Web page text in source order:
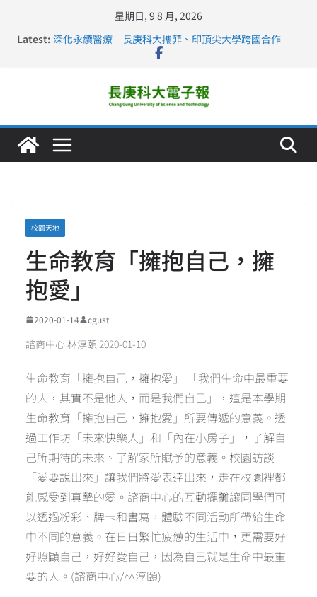
星期日, 9 8 月, 2026
Latest: 深化永續醫療 長庚科大攜菲、印頂尖大學跨國合作
長庚科大訪凱瑟醫療集團、美容學校收穫豐
仁德醫專與長庚科大締結策略聯盟 培育護理尖兵
長庚科大連四年穩居《遠見》醫學大學第5名 辦學實力再
校園天地
生命教育「擁抱自己，擁
抱愛」
2020-01-14 cgust
諮商中心 林淳頤 2020-01-10
生命教育「擁抱自己，擁抱愛」 「我們生命中最重要
的人，其實不是他人，而是我們自己」，這是本學期
生命教育「擁抱自己，擁抱愛」所要傳遞的意義。透
過工作坊「未來快樂人」和「內在小房子」，了解自
己所期待的未來、了解家所賦予的意義。校園訪談
「愛要說出來」讓我們將愛表達出來，走在校園裡都
能感受到真摯的愛。諮商中心的互動擺攤讓同學們可
以透過粉彩、牌卡和書寫，體驗不同活動所帶給生命
中不同的意義。在日日繁忙疲憊的生活中，更需要好
好照顧自己，好好愛自己，因為自己就是生命中最重
要的人。(諮商中心/林淳頤)